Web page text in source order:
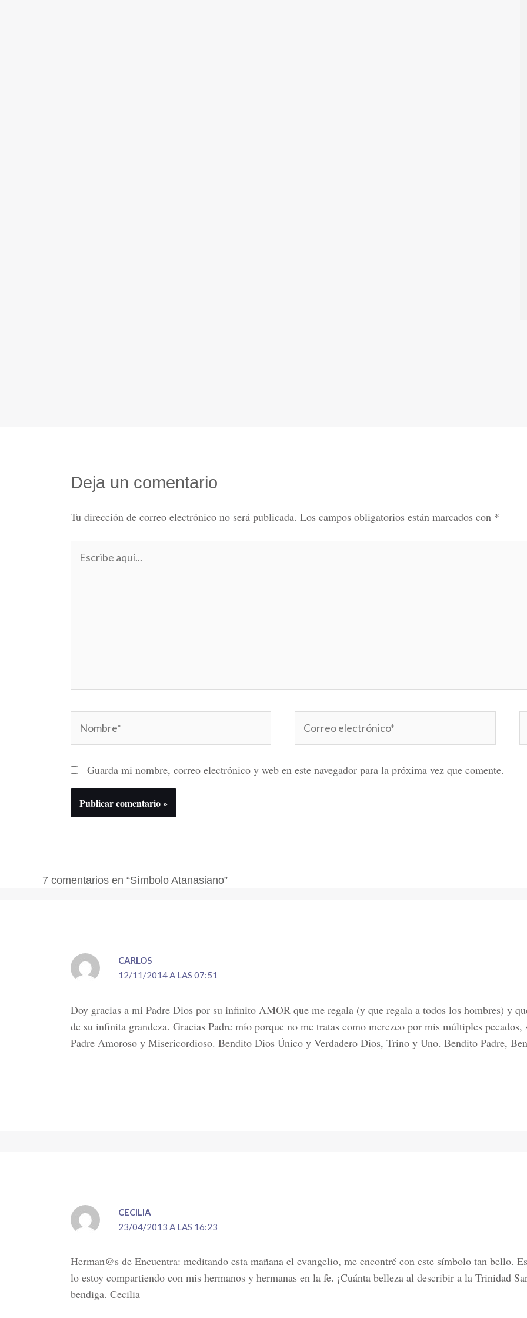
Deja un comentario
Tu dirección de correo electrónico no será publicada. Los campos obligatorios están marcados con *
aquí...
electrónico*
Guarda mi nombre, correo electrónico y web en este navegador para la próxima vez que comente.
7 comentarios en “Símbolo Atanasiano”
CARLOS
12/11/2014 A LAS 07:51
Doy gracias a mi Padre Dios por su infinito AMOR que me regala (y que regala a todos los hombres) y
de su infinita grandeza. Gracias Padre mío porque no me tratas como merezco por mis múltiples
Padre Amoroso y Misericordioso. Bendito Dios Único y Verdadero Dios, Trino y Uno. Bendito Padre,
CECILIA
23/04/2013 A LAS 16:23
Herman@s de Encuentra: meditando esta mañana el evangelio, me encontré con este símbolo tan bello.
lo estoy compartiendo con mis hermanos y hermanas en la fe. ¡Cuánta belleza al describir a la Trinidad
bendiga. Cecilia